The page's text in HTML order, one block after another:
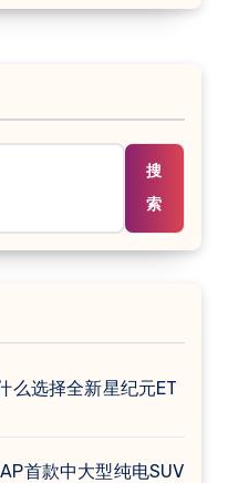
搜
索
么选择全新星纪元ET
首款中大型纯电SUV